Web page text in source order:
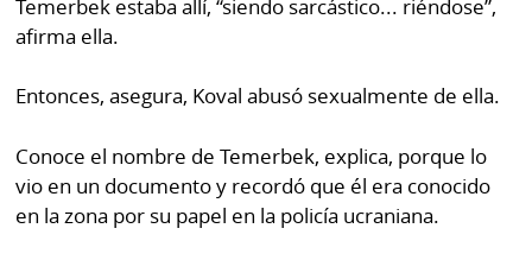
Temerbek estaba allí, “siendo sarcástico... riéndose”,
afirma ella.
Entonces, asegura, Koval abusó sexualmente de ella.
Conoce el nombre de Temerbek, explica, porque lo
vio en un documento y recordó que él era conocido
en la zona por su papel en la policía ucraniana.